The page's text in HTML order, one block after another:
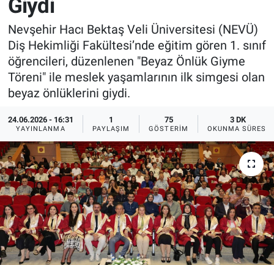
Giydi
Nevşehir Hacı Bektaş Veli Üniversitesi (NEVÜ)
Diş Hekimliği Fakültesi’nde eğitim gören 1. sınıf
öğrencileri, düzenlenen "Beyaz Önlük Giyme
Töreni" ile meslek yaşamlarının ilk simgesi olan
beyaz önlüklerini giydi.
24.06.2026 - 16:31
YAYINLANMA
1
PAYLAŞIM
75
GÖSTERIM
3 DK
OKUNMA SÜRESI
Sağlık
Yerel
Genel
Asayiş
İlan - Duyuru- Mesaj
Türkiye Gündemi
Sizden Gelenler
Yaşam
Sağlık
Eğitim
Kültür
3.Sayfa
İlan - Duyuru- Mesaj
Türkiye Gündemi
Sizden Gelenler